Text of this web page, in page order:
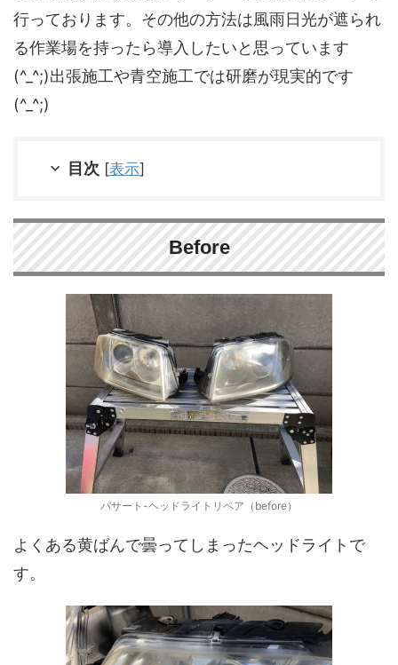
行っております。その他の方法は風雨日光が遮られ
る作業場を持ったら導入したいと思っています
(^_^;)出張施工や青空施工では研磨が現実的です
(^_^;)
目次 [表示]
Before
パサート-ヘッドライトリペア（before）
よくある黄ばんで曇ってしまったヘッドライトで
す。